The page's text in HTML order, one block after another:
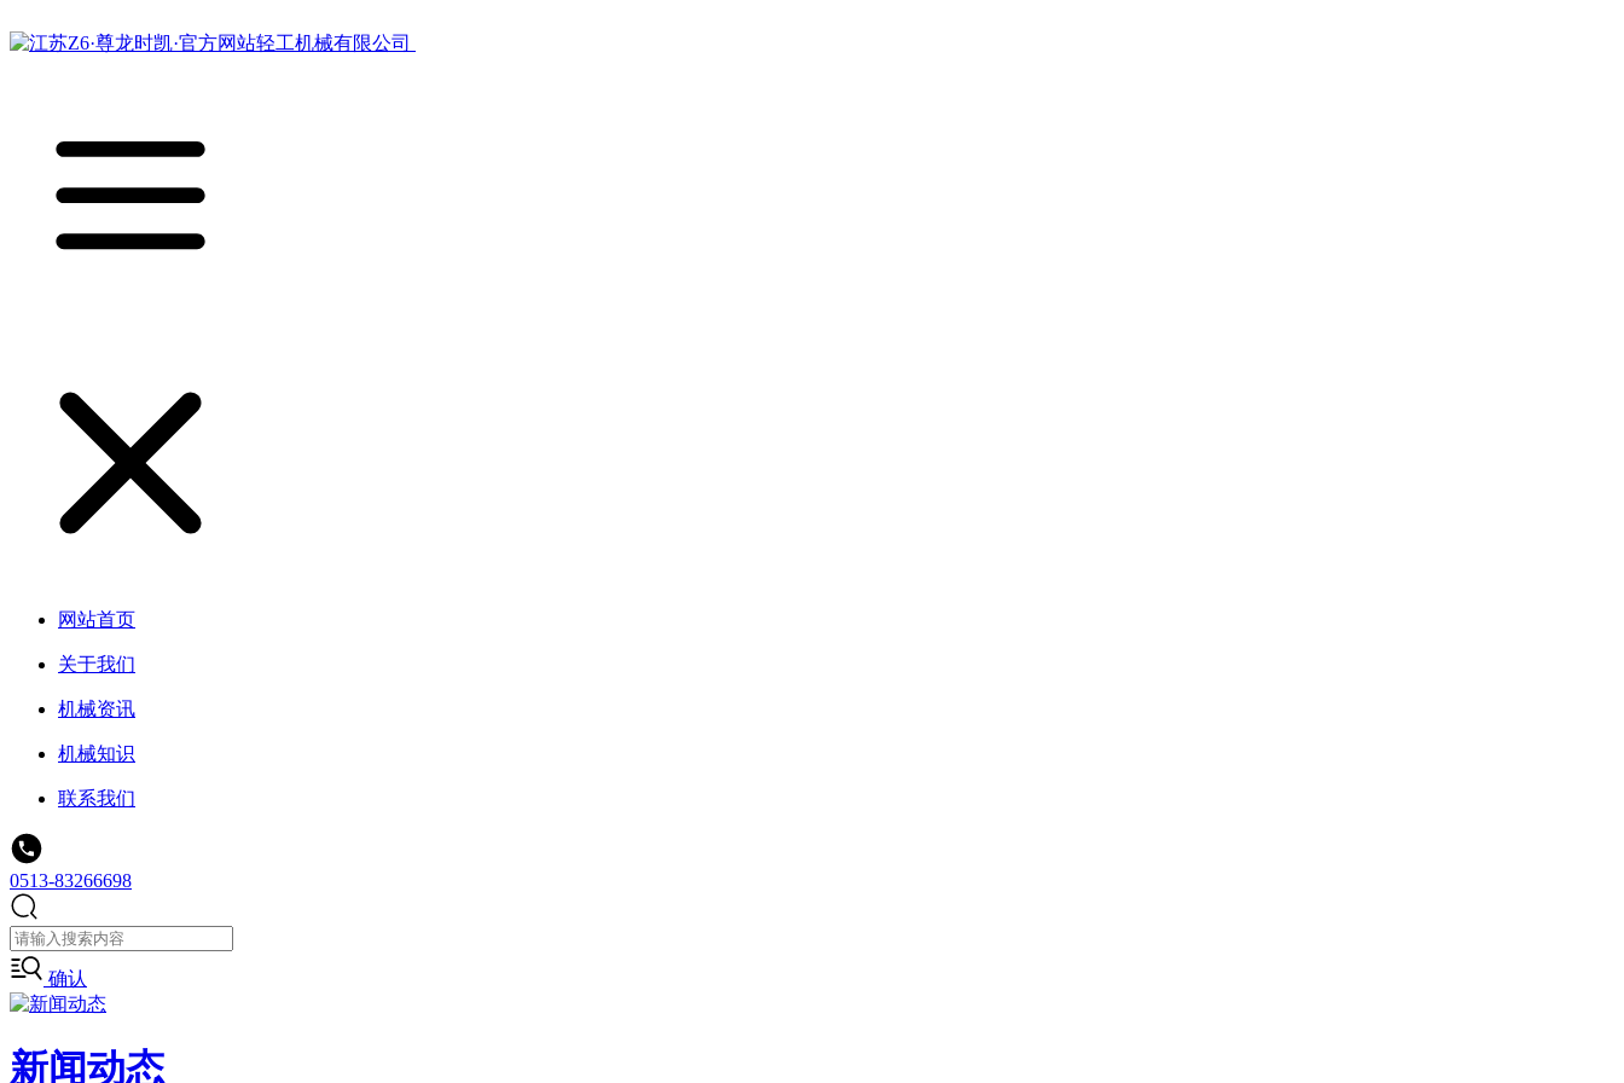
网站首页
关于我们
机械资讯
机械知识
联系我们
0513-83266698
确认
新闻动态